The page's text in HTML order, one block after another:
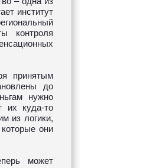
институт
контроля
принятым
до
нужно
их куда-то
из логики,
они
может